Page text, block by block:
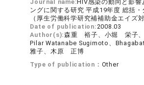
Journal name:HIV感染の動向と影響
ングに関する研究 平成19年度 総括
（厚生労働科学研究補補助金エイズ
Date of publication:2008.03
Author(s):森重 裕子、小堀 栄子
Pilar Watanabe Sugimoto、
雅子、木原 正博
Type of publication： Other